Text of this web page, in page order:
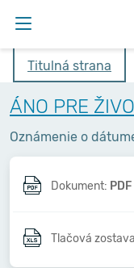
Titulná strana
ÁNO PRE
Oznámenie o
Dokument:
Tlačová